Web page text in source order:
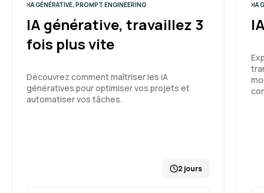
IA GÉNÉRATIVE, PROMPT ENGINEERING
IA générative, travaillez 3
fois plus vite
Découvrez comment maîtriser les IA
génératives pour optimiser vos projets et
automatiser vos tâches.
2 jours
IA